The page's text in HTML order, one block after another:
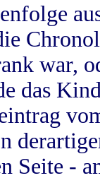
war,
das
Seite -